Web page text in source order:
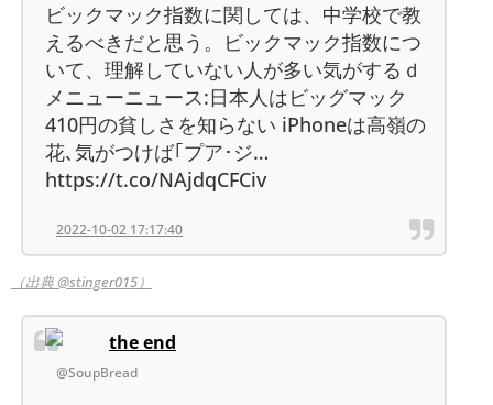
ビックマック指数に関しては、中学校で教
えるべきだと思う。ビックマック指数につ
いて、理解していない人が多い気がするｄ
メニューニュース:日本人はビッグマック
410円の貧しさを知らない iPhoneは高嶺の
花､気がつけば｢プア･ジ…
https://t.co/NAjdqCFCiv
2022-10-02 17:17:40
（出典 @stinger015）
the end
@SoupBread